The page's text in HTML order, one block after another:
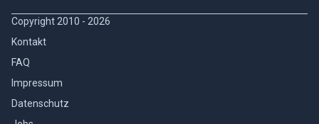
Copyright 2010 - 2026
Kontakt
FAQ
Impressum
Datenschutz